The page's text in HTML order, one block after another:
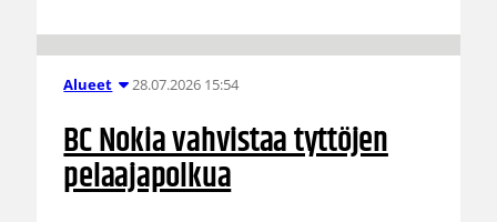
Alueet 28.07.2026 15:54
BC Nokia vahvistaa tyttöjen
pelaajapolkua